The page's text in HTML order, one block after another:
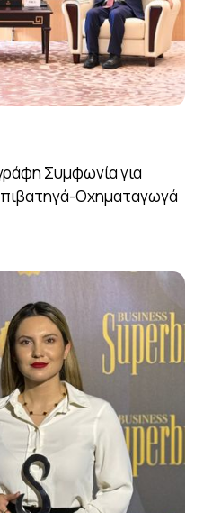
Συμφωνία για
Οχηματαγωγά